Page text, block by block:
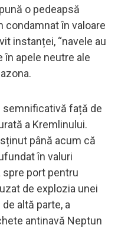
o pedeapsă
condamnat în valoare
instanței, “navele au
apele neutre ale
semnificativă față de
a Kremlinului.
până acum că
în valuri
port pentru
de explozia unei
altă parte, a
antinavă Neptun